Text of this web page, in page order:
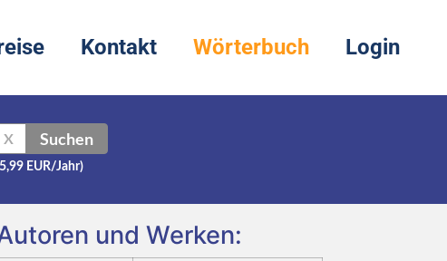
Kontakt Wörterbuch Login
X Suchen
EUR/Jahr)
und Werken: